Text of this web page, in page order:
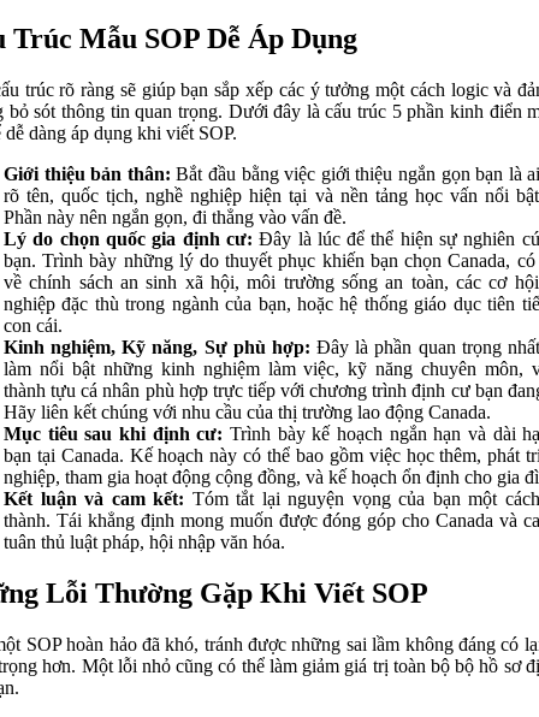
Trúc Mẫu SOP Dễ Áp Dụng
trúc rõ ràng sẽ giúp bạn sắp xếp các ý tưởng một cách logic và
bỏ sót thông tin quan trọng. Dưới đây là cấu trúc 5 phần kinh điển
dễ dàng áp dụng khi viết SOP.
Giới thiệu bản thân: Bắt đầu bằng việc giới thiệu ngắn gọn bạn là
rõ tên, quốc tịch, nghề nghiệp hiện tại và nền tảng học vấn nổi
Phần này nên ngắn gọn, đi thẳng vào vấn đề.
Lý do chọn quốc gia định cư: Đây là lúc để thể hiện sự nghiên
bạn. Trình bày những lý do thuyết phục khiến bạn chọn Canada, có
về chính sách an sinh xã hội, môi trường sống an toàn, các cơ
nghiệp đặc thù trong ngành của bạn, hoặc hệ thống giáo dục tiên
con cái.
Kinh nghiệm, Kỹ năng, Sự phù hợp: Đây là phần quan trọng
làm nổi bật những kinh nghiệm làm việc, kỹ năng chuyên môn,
thành tựu cá nhân phù hợp trực tiếp với chương trình định cư bạn
Hãy liên kết chúng với nhu cầu của thị trường lao động Canada.
Mục tiêu sau khi định cư: Trình bày kế hoạch ngắn hạn và dài
bạn tại Canada. Kế hoạch này có thể bao gồm việc học thêm, phát
nghiệp, tham gia hoạt động cộng đồng, và kế hoạch ổn định cho gia
Kết luận và cam kết: Tóm tắt lại nguyện vọng của bạn một
thành. Tái khẳng định mong muốn được đóng góp cho Canada và
tuân thủ luật pháp, hội nhập văn hóa.
Lỗi Thường Gặp Khi Viết SOP
SOP hoàn hảo đã khó, tránh được những sai lầm không đáng có
hơn. Một lỗi nhỏ cũng có thể làm giảm giá trị toàn bộ bộ hồ sơ